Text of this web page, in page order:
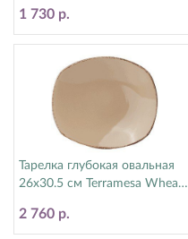
1 730 р.
Тарелка глубокая овальная
26х30.5 см Terramesa Wheat
2 760 р.